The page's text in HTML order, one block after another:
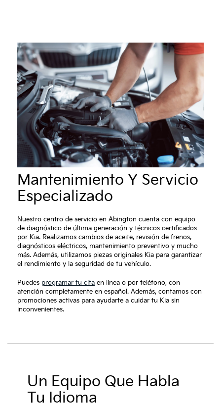
Mantenimiento Y Servicio
Especializado
Nuestro centro de servicio en Abington cuenta con equipo
de diagnóstico de última generación y técnicos certificados
por Kia. Realizamos cambios de aceite, revisión de frenos,
diagnósticos eléctricos, mantenimiento preventivo y mucho
más. Además, utilizamos piezas originales Kia para garantizar
el rendimiento y la seguridad de tu vehículo.
Puedes programar tu cita en línea o por teléfono, con
atención completamente en español. Además, contamos con
promociones activas para ayudarte a cuidar tu Kia sin
inconvenientes.
Un Equipo Que Habla
Tu Idioma